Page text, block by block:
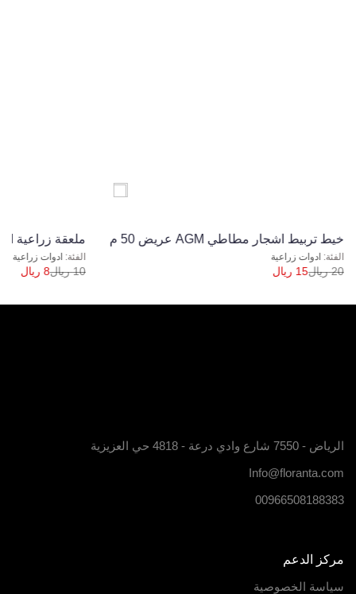
ادوات زراعية
ﺧﻴﻂ ﺗﺮﺑﻴﻂ اشجار مطاطي AGM ﻋﺮﻳﺾ 50 م
20 ريال15 ريال
ادوات زراعية
ﻣﻠﻌﻘﺔ زراﻋﻴﺔ AGM ﻣﻮدﻳﻞ 27-8
10 ريال8 ريال
الرياض - 7550 شارع وادي درعة - 4818 حي العزيزية
Info@floranta.com
00966508188383
مركز الدعم
سياسة الخصوصية